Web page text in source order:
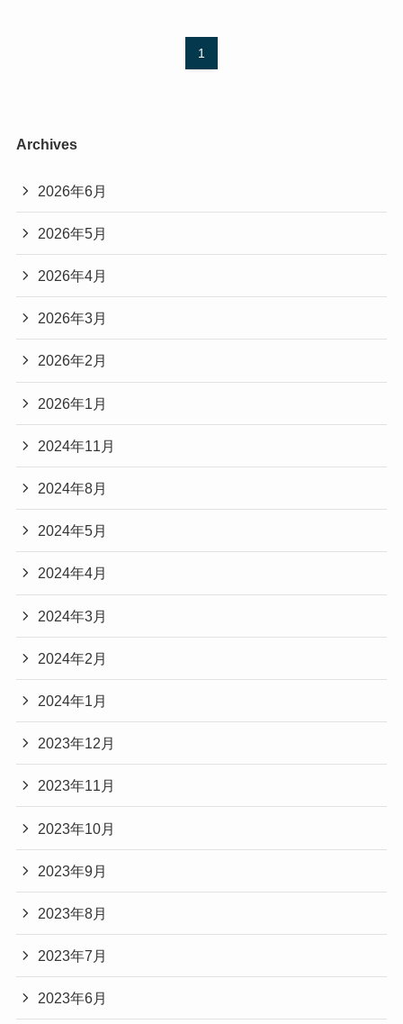
1
Archives
2026年6月
2026年5月
2026年4月
2026年3月
2026年2月
2026年1月
2024年11月
2024年8月
2024年5月
2024年4月
2024年3月
2024年2月
2024年1月
2023年12月
2023年11月
2023年10月
2023年9月
2023年8月
2023年7月
2023年6月